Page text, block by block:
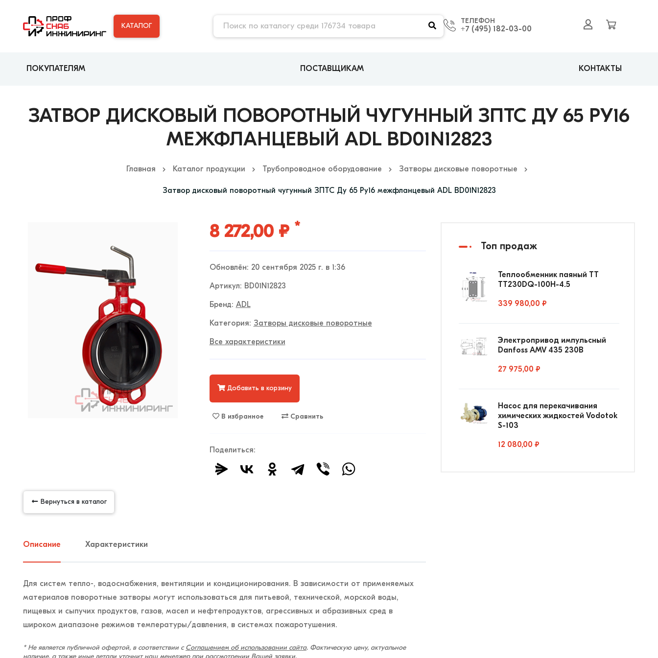
КАТАЛОГ
ТЕЛЕФОН
+7 (495) 182-03-00
ПОКУПАТЕЛЯМ ПОСТАВЩИКАМ КОНТАКТЫ
Главная Каталог продукции Трубопроводное оборудование Затворы дисковые поворотные
Затвор дисковый поворотный чугунный ЗПТС Ду 65 Ру16 межфланцевый ADL BD01N12823
ЗАТВОР ДИСКОВЫЙ ПОВОРОТНЫЙ ЧУГУННЫЙ ЗПТС ДУ 65 РУ16
МЕЖФЛАНЦЕВЫЙ ADL BD01N12823
8 272,00 ₽ *
Обновлён: 20 сентября 2025 г. в 1:36
Артикул: BD01N12823
Бренд: ADL
Категория: Затворы дисковые поворотные
Все характеристики
Добавить в корзину
В избранное Сравнить
Поделиться:
Вернуться в каталог
Описание Характеристики
Для систем тепло-, водоснабжения, вентиляции и кондиционирования. В зависимости от применяемых
материалов поворотные затворы могут использоваться для питьевой, технической, морской воды,
пищевых и сыпучих продуктов, газов, масел и нефтепродуктов, агрессивных и абразивных сред в
широком диапазоне режимов температуры/давления, в системах пожаротушения.
* Не является публичной офертой, в соответствии с Соглашением об использовании сайта. Фактическую цену, актуальное
Топ продаж
Теплообменник паяный ТТ
ТТ230DQ-100Н-4.5
339 980,00 ₽
Электропривод импульсный
Danfoss AMV 435 230В
27 975,00 ₽
Насос для перекачивания
химических жидкостей Vodotok
S-103
12 080,00 ₽